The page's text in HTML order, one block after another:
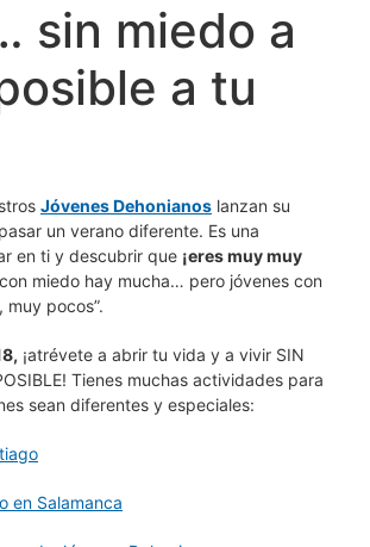
sin miedo a
a tu
Jóvenes Dehonianos lanzan su
un verano diferente. Es una
en ti y descubrir que ¡eres muy muy
miedo hay mucha… pero jóvenes con
pocos”.
¡atrévete a abrir tu vida y a vivir SIN
Tienes muchas actividades para
sean diferentes y especiales:
en Salamanca